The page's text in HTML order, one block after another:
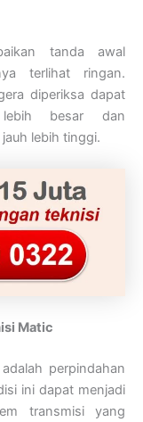
tanda awal
terlihat ringan.
diperiksa dapat
lebih besar dan
lebih tinggi.
Matic
perpindahan
ini dapat menjadi
transmisi yang